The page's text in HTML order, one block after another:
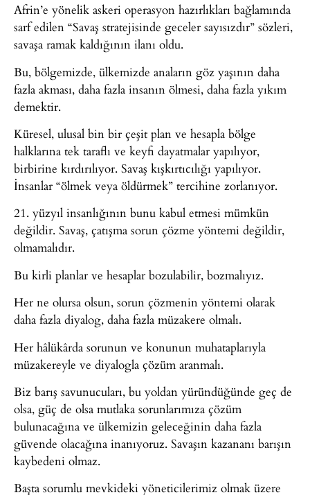
Afrin’e yönelik askeri operasyon hazırlıkları bağlamında
sarf edilen “Savaş stratejisinde geceler sayısızdır” sözleri,
savaşa ramak kaldığının ilanı oldu.
Bu, bölgemizde, ülkemizde anaların göz yaşının daha
fazla akması, daha fazla insanın ölmesi, daha fazla yıkım
demektir.
Küresel, ulusal bin bir çeşit plan ve hesapla bölge
halklarına tek taraflı ve keyfi dayatmalar yapılıyor,
birbirine kırdırılıyor. Savaş kışkırtıcılığı yapılıyor.
İnsanlar “ölmek veya öldürmek” tercihine zorlanıyor.
21. yüzyıl insanlığının bunu kabul etmesi mümkün
değildir. Savaş, çatışma sorun çözme yöntemi değildir,
olmamalıdır.
Bu kirli planlar ve hesaplar bozulabilir, bozmalıyız.
Her ne olursa olsun, sorun çözmenin yöntemi olarak
daha fazla diyalog, daha fazla müzakere olmalı.
Her hâlükârda sorunun ve konunun muhataplarıyla
müzakereyle ve diyalogla çözüm aranmalı.
Biz barış savunucuları, bu yoldan yüründüğünde geç de
olsa, güç de olsa mutlaka sorunlarımıza çözüm
bulunacağına ve ülkemizin geleceğinin daha fazla
güvende olacağına inanıyoruz. Savaşın kazananı barışın
kaybedeni olmaz.
Başta sorumlu mevkideki yöneticilerimiz olmak üzere